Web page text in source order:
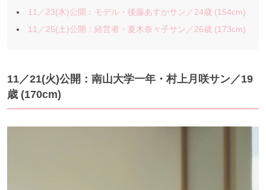
11／23(木)公開：モデル・後藤あすかサン／24歳 (154cm)
11／25(土)公開：経営者・夏木奈々子サン／26歳 (173cm)
11／21(火)公開：南山大学一年・村上月咲サン ／19
歳 (170cm)